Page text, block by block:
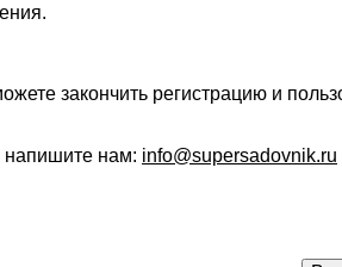
.
закончить регистрацию и
напишите нам: info@supersadovnik.ru